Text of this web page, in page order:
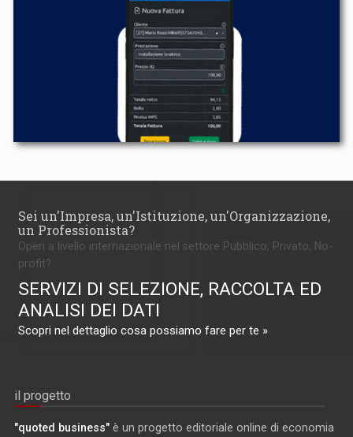
Sei un'Impresa, un'Istituzione, un'Organizzazione,
un Professionista?
Operi a livello internazionale nel settore Pubblico, Privato, No-
profit?
SERVIZI DI SELEZIONE, RACCOLTA ED
ANALISI DEI DATI
Scopri nel dettaglio cosa possiamo fare per te »
il progetto
"quoted business" è un progetto editoriale online di economia